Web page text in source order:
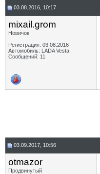
03.08.2016, 10:17
mixail.grom
Новичок
Регистрация: 03.08.2016
Автомобиль: LADA Vesta
Сообщений: 11
03.09.2017, 10:56
otmazor
Продвинутый